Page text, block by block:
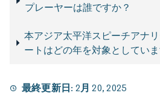
プレーヤーは誰ですか？
本アジア太平洋スピーチアナ
ートはどの年を対象としていま
最終更新日: 2月 20, 2025